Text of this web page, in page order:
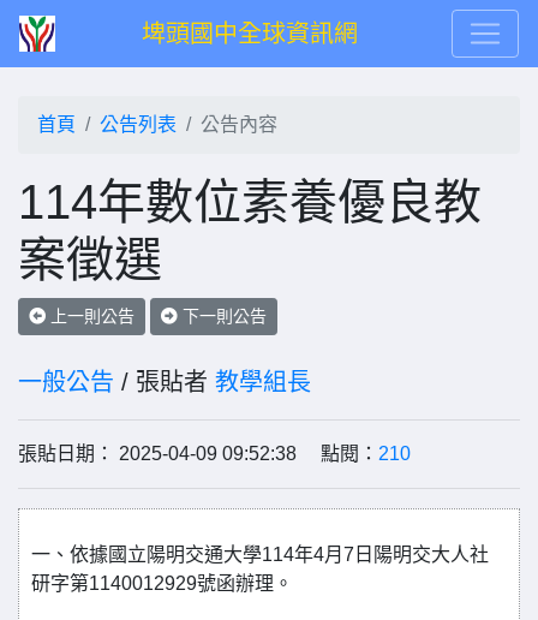
埤頭國中全球資訊網
首頁 公告列表 公告內容
114年數位素養優良教
案徵選
上一則公告 下一則公告
一般公告 / 張貼者 教學組長
張貼日期： 2025-04-09 09:52:38 點閱： 210
一、依據國立陽明交通大學114年4月7日陽明交大人社
研字第1140012929號函辦理。